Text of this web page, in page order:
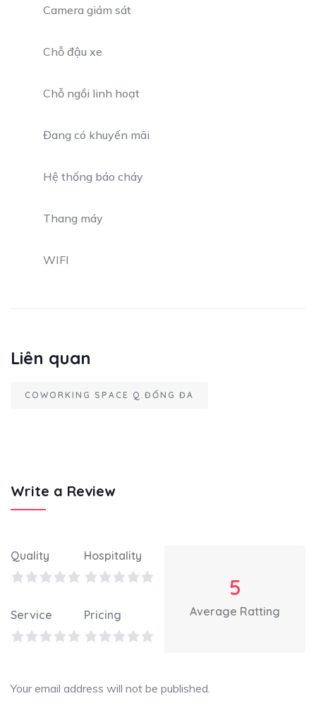
Camera giám sát
Chỗ đậu xe
Chỗ ngồi linh hoạt
Đang có khuyến mãi
Hệ thống báo cháy
Thang máy
WIFI
Liên quan
COWORKING SPACE Q.ĐỐNG ĐA
Write a Review
Quality Hospitality
Service Pricing
5
Average Ratting
Your email address will not be published.